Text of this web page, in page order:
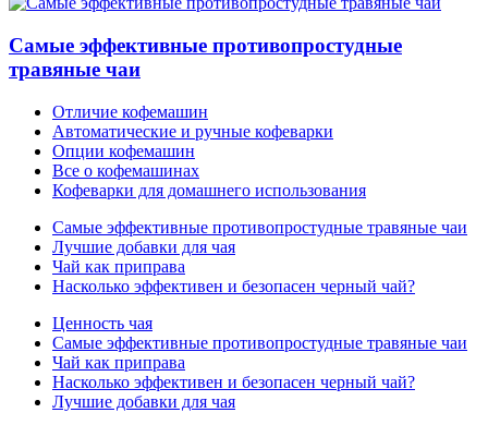
Самые эффективные противопростудные
травяные чаи
Отличие кофемашин
Автоматические и ручные кофеварки
Опции кофемашин
Все о кофемашинах
Кофеварки для домашнего использования
Самые эффективные противопростудные травяные чаи
Лучшие добавки для чая
Чай как приправа
Насколько эффективен и безопасен черный чай?
Ценность чая
Самые эффективные противопростудные травяные чаи
Чай как приправа
Насколько эффективен и безопасен черный чай?
Лучшие добавки для чая